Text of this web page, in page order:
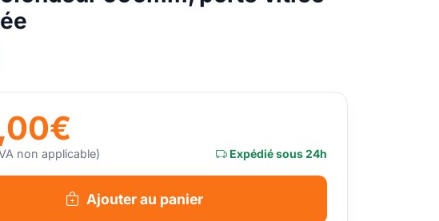
non applicable) Expédié sous 24h
Ajouter au panier